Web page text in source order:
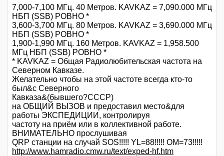
7,000-7,100 МГц. 40 Метров. KAVKAZ = 7,090.000 МГц
НБП (SSB) РОВНО *
3,600-3,700 МГц. 80 Метров. KAVKAZ = 3,690.000 МГц
НБП (SSB) РОВНО *
1,900-1,990 МГц. 160 Метров. KAVKAZ = 1,958.500
МГц НБП (SSB) РОВНО *
* KAVKAZ = Общая Радиолюбительская частота на
Северном Кавказе.
Желательно чтобы на этой частоте всегда кто-то
был&с Северного
Кавказа&(бывшего?CCCP)
на ОБЩИЙ ВЫЗОВ и предоставил место&для
работы ЭКСПЕДИЦИИ, контролируя
частоту на приём или в коллективной работе.
ВНИМАТЕЛЬНО прослушивая
QRP станции на случай SOS!!!!! YL=88!!!!! OM=73!!!!!
http://www.hamradio.cmw.ru/text/exped-hf.htm